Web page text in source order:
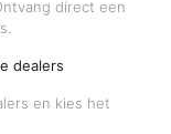
direct een
dealers
en kies het